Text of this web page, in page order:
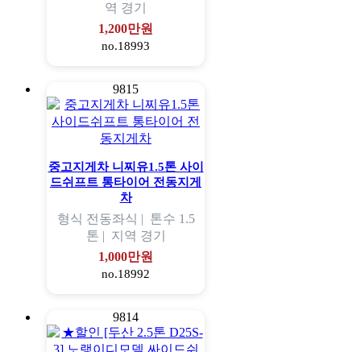
역 경기
1,200만원
no.18993
9815
중고지게차 니찌유1.5톤 사이
드쉬프트 통타이어 전동지게
차
형식 전동좌식 | 톤수 1.5
톤 | 지역 경기
1,000만원
no.18992
9814